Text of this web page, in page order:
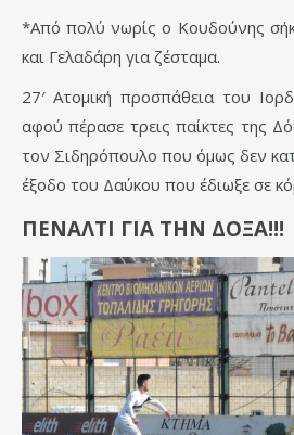
*Από πολύ νωρίς ο Κουδούνης
και Γελαδάρη για ζέσταμα.
27′ Ατομική προσπάθεια του
αφού πέρασε τρεις παίκτες της
τον Σιδηρόπουλο που όμως δεν
έξοδο του Δαύκου που έδιωξε σε
ΠΕΝΑΛΤΙ ΓΙΑ ΤΗΝ ΔΟΞΑ!!!